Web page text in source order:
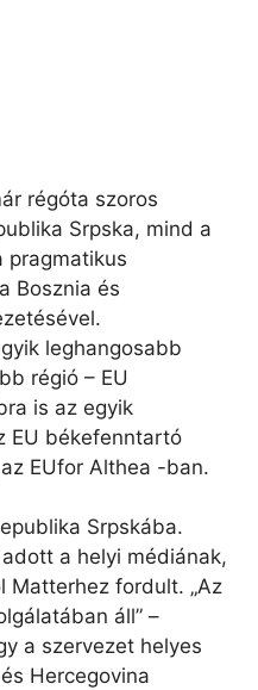
régóta szoros
Srpska, mind a
pragmatikus
Bosznia és
leghangosabb
régió – EU
is az egyik
EU békefenntartó
EUfor Althea -ban.
Srpskába.
a helyi médiának,
Matterhez fordult. „Az
áll” –
a szervezet helyes
Hercegovina